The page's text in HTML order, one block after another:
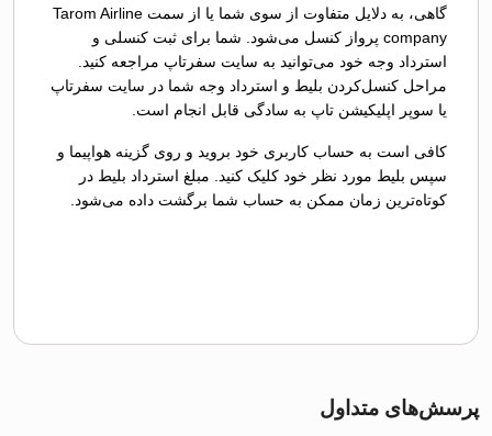
گاهی، به دلایل متفاوت از سوی شما یا از سمت Tarom Airline
company پرواز کنسل می‌شود. شما برای ثبت کنسلی و
استرداد وجه خود می‌توانید به سایت سفرتاپ مراجعه کنید.
مراحل کنسل‌کردن بلیط و استرداد وجه شما در سایت سفرتاپ
یا سوپر اپلیکیشن تاپ به سادگی قابل انجام است.
کافی است به حساب کاربری خود بروید و روی گزینه هواپیما و
سپس بلیط مورد نظر خود کلیک کنید. مبلغ استرداد بلیط در
کوتاه‌ترین زمان ممکن به حساب شما برگشت داده می‌شود.
پرسش‌های متداول